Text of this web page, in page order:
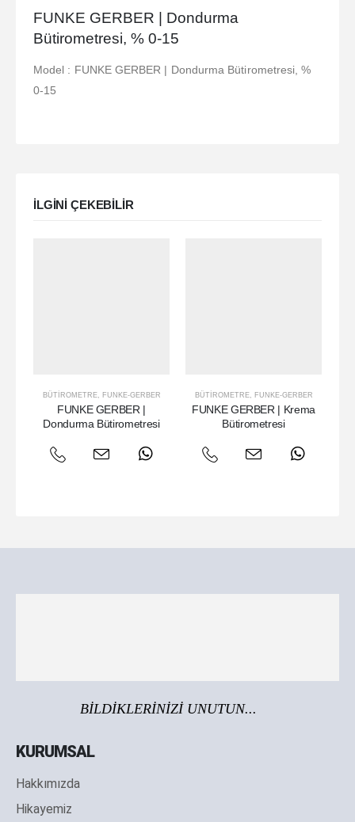
FUNKE GERBER | Dondurma
Bütirometresi, % 0-15
Model : FUNKE GERBER | Dondurma Bütirometresi, %
0-15
ILGINI ÇEKEBILIR
BÜTIROMETRE, FUNKE-GERBER
FUNKE GERBER |
Dondurma Bütirometresi
BÜTIROMETRE, FUNKE-GERBER
FUNKE GERBER | Krema
Bütirometresi
BİLDİKLERİNİZİ UNUTUN...
KURUMSAL
Hakkımızda
Hikayemiz